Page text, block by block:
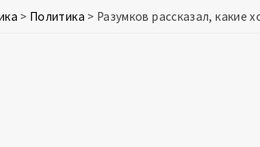
> Политика > Разумков рассказал, какие